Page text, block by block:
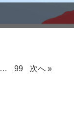
… 99 次へ »